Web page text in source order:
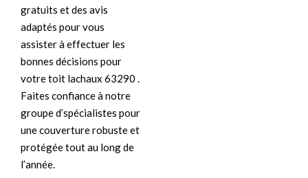
gratuits et des avis
adaptés pour vous
assister à effectuer les
bonnes décisions pour
votre toit lachaux 63290 .
Faites confiance à notre
groupe d’spécialistes pour
une couverture robuste et
protégée tout au long de
l’année.